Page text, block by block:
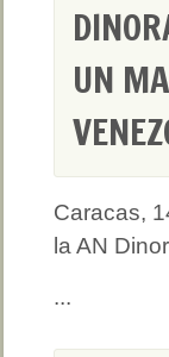
UN
Caracas,
la AN
...